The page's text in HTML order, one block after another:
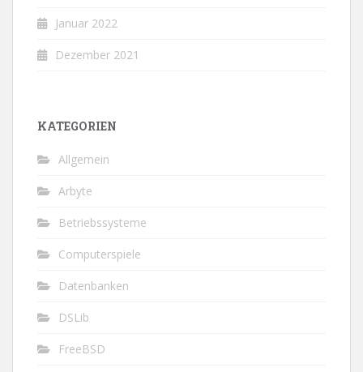
Januar 2022
Dezember 2021
KATEGORIEN
Allgemein
Arbyte
Betriebssysteme
Computerspiele
Datenbanken
DSLib
FreeBSD